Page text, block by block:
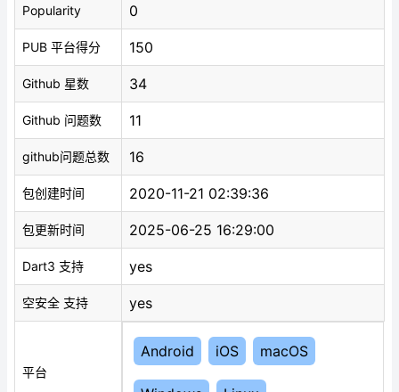
Popularity 0
PUB 平台得分 150
Github 星数 34
Github 问题数 11
github问题总数 16
包创建时间 2020-11-21 02:39:36
包更新时间 2025-06-25 16:29:00
Dart3 支持 yes
空安全 支持 yes
平台
Android iOS macOS